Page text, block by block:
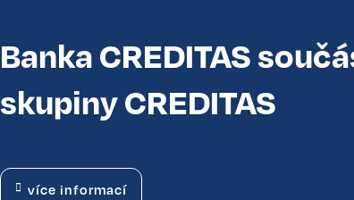
Banka CREDITAS
skupiny CREDITAS
více informací